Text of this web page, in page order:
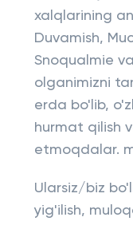
xalqlarining
Duvamish,
Snoqualmie
olganimizni
erda bo'lib,
hurmat qilish
etmoqdalar.
Ularsiz/biz
yig'ilish,